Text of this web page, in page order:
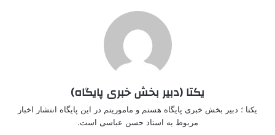
یکتا (دبیر بخش خبری پایگاه)
یکتا ؛ دبیر بخش خبری پایگاه هستم و ماموریتم در این پایگاه انتشار اخبار
مربوط به استاد حسن عباسی است.